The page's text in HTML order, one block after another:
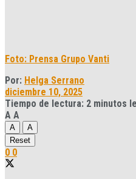
Foto: Prensa Grupo Vanti
Por: Helga Serrano
diciembre 10, 2025
Tiempo de lectura: 2 minutos
A A
A
A
Reset
0 0